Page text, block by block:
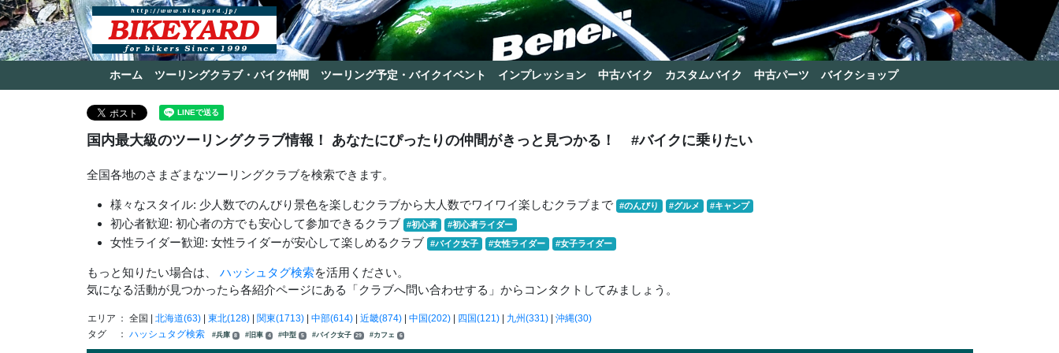
ホーム ツーリングクラブ・バイク仲間 ツーリング予定・バイクイベント インプレッション 中古バイク カスタムバイク 中古パーツ バイクショップ
国内最大級のツーリングクラブ情報！ あなたにぴったりの仲間がきっと見つかる！ #バイクに乗りたい
全国各地のさまざまなツーリングクラブを検索できます。
様々なスタイル: 少人数でのんびり景色を楽しむクラブから大人数でワイワイ楽しむクラブまで #のんびり #グルメ #キャンプ
初心者歓迎: 初心者の方でも安心して参加できるクラブ #初心者 #初心者ライダー
女性ライダー歓迎: 女性ライダーが安心して楽しめるクラブ #バイク女子 #女性ライダー #女子ライダー
もっと知りたい場合は、 ハッシュタグ検索を活用ください。
気になる活動が見つかったら各紹介ページにある「クラブへ問い合わせする」からコンタクトしてみましょう。
エリア ： 全国 | 北海道(63)| 東北(128)| 関東(1713)| 中部(614)| 近畿(874)| 中国(202)| 四国(121)| 九州(331)| 沖縄(30)
タグ
： ハッシュタグ検索 #兵庫 8 #旧車 4 #中型 5 #バイク女子 29 #カフェ 6